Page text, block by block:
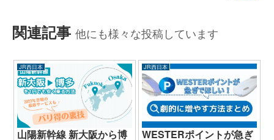
関連記事 他にも様々な投稿しています
JR西日本
山陽新幹線 新大阪から博
JR西日本
WESTERポイントが急ぎ